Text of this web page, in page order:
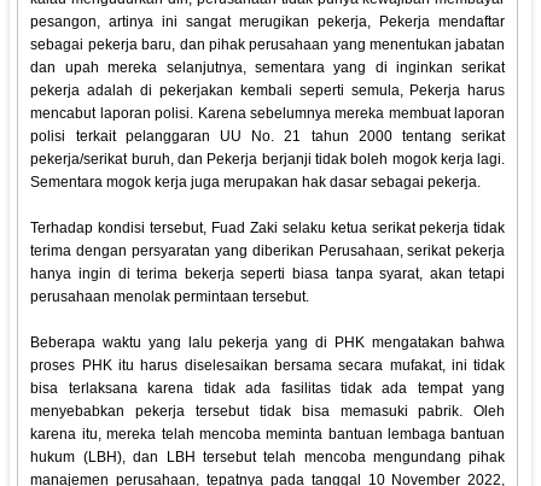
pesangon, artinya ini sangat merugikan pekerja, Pekerja mendaftar
sebagai pekerja baru, dan pihak perusahaan yang menentukan jabatan
dan upah mereka selanjutnya, sementara yang di inginkan serikat
pekerja adalah di pekerjakan kembali seperti semula, Pekerja harus
mencabut laporan polisi. Karena sebelumnya mereka membuat laporan
polisi terkait pelanggaran UU No. 21 tahun 2000 tentang serikat
pekerja/serikat buruh, dan Pekerja berjanji tidak boleh mogok kerja lagi.
Sementara mogok kerja juga merupakan hak dasar sebagai pekerja.
Terhadap kondisi tersebut, Fuad Zaki selaku ketua serikat pekerja tidak
terima dengan persyaratan yang diberikan Perusahaan, serikat pekerja
hanya ingin di terima bekerja seperti biasa tanpa syarat, akan tetapi
perusahaan menolak permintaan tersebut.
Beberapa waktu yang lalu pekerja yang di PHK mengatakan bahwa
proses PHK itu harus diselesaikan bersama secara mufakat, ini tidak
bisa terlaksana karena tidak ada fasilitas tidak ada tempat yang
menyebabkan pekerja tersebut tidak bisa memasuki pabrik. Oleh
karena itu, mereka telah mencoba meminta bantuan lembaga bantuan
hukum (LBH), dan LBH tersebut telah mencoba mengundang pihak
manajemen perusahaan, tepatnya pada tanggal 10 November 2022,